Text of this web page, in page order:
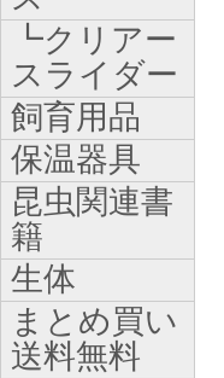
┗クリアー
スライダー
飼育用品
保温器具
昆虫関連書
籍
生体
まとめ買い
送料無料